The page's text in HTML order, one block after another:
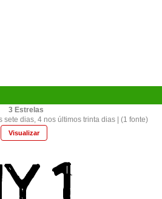
3
dias, 4 nos últimos trinta dias | (1 fonte)
Visualizar